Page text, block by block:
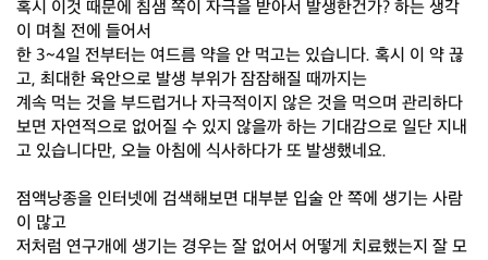
혹시 이것 때문에 침샘 쪽이 자극을 받아서 발생한건가? 하는 생각
이 며칠 전에 들어서
한 3~4일 전부터는 여드름 약을 안 먹고는 있습니다. 혹시 이 약 끊
고, 최대한 육안으로 발생 부위가 잠잠해질 때까지는
계속 먹는 것을 부드럽거나 자극적이지 않은 것을 먹으며 관리하다
보면 자연적으로 없어질 수 있지 않을까 하는 기대감으로 일단 지내
고 있습니다만, 오늘 아침에 식사하다가 또 발생했네요.
점액낭종을 인터넷에 검색해보면 대부분 입술 안 쪽에 생기는 사람
이 많고
저처럼 연구개에 생기는 경우는 잘 없어서 어떻게 치료했는지 잘 모